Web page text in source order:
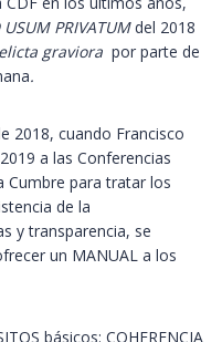
USUM PRIVATUMdel 2018
graviora por parte de
.
2018, cuando Francisco
a las Conferencias
Cumbre para tratar los
de la
y transparencia, se
un MANUAL a los
básicos: COHERENCIA